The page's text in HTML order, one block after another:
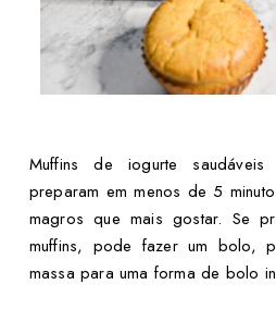
Muffins de iogurte
preparam em menos de 5
magros que mais gostar. Se
muffins, pode fazer um bolo,
massa para uma forma de bolo